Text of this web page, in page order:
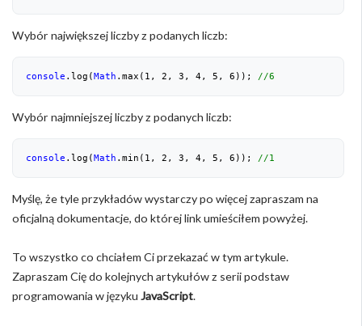
Wybór największej liczby z podanych liczb:
console .log(Math .max( 1 , 2 , 3 , 4, 5 , 6 )); //6
Wybór najmniejszej liczby z podanych liczb:
console .log(Math .min( 1 , 2 , 3 , 4, 5 , 6 )); //1
Myślę, że tyle przykładów wystarczy po więcej zapraszam na
oficjalną dokumentacje, do której link umieściłem powyżej.
To wszystko co chciałem Ci przekazać w tym artykule.
Zapraszam Cię do kolejnych artykułów z serii podstaw
programowania w języku JavaScript.